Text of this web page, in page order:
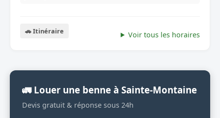
🚗 Itinéraire Voir tous les horaires
🚛 Louer une benne à Sainte-Montaine
Devis gratuit & réponse sous 24h